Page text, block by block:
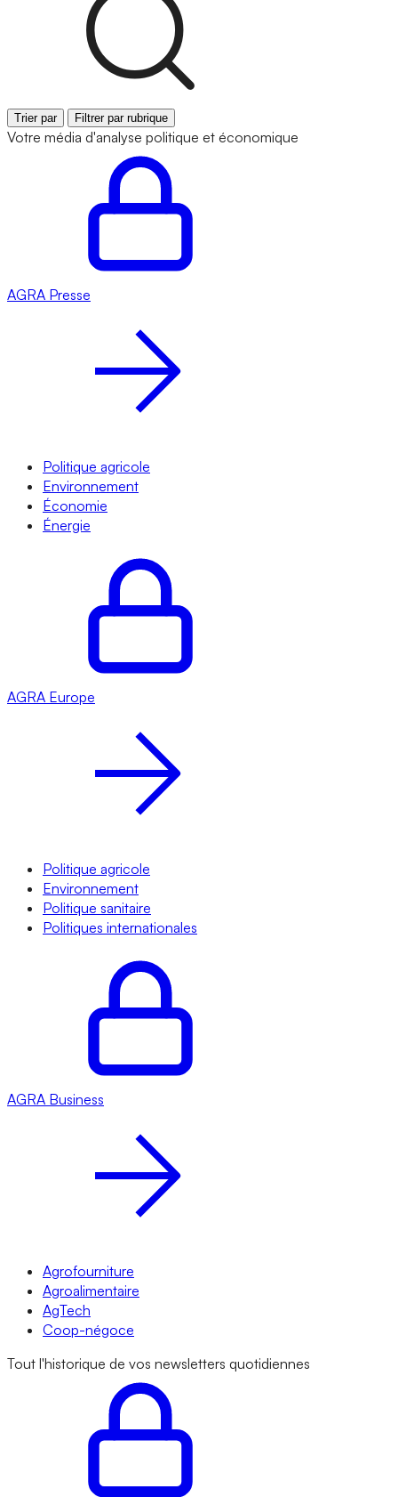
Trier par Filtrer par rubrique
Votre média d'analyse politique et économique
AGRA Presse
Politique agricole
Environnement
Économie
Énergie
AGRA Europe
Politique agricole
Environnement
Politique sanitaire
Politiques internationales
AGRA Business
Agrofourniture
Agroalimentaire
AgTech
Coop-négoce
Tout l'historique de vos newsletters quotidiennes